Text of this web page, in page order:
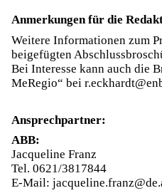
Anmerkungen für die
Weitere Informationen zum
beigefügten
Bei Interesse kann auch die
MeRegio“ bei
Ansprechpartner:
ABB:
Jacqueline Franz
Tel. 0621/3817844
E-Mail: